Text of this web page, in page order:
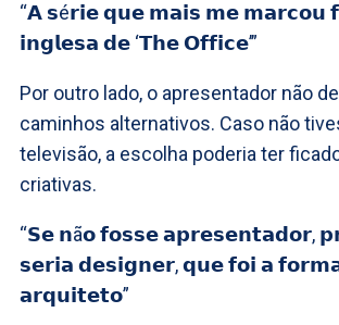
“𝗔 𝘀é𝗿𝗶𝗲 𝗾𝘂𝗲 𝗺𝗮𝗶𝘀 𝗺𝗲 𝗺𝗮𝗿𝗰𝗼𝘂
𝗶𝗻𝗴𝗹𝗲𝘀𝗮 𝗱𝗲 ‘𝗧𝗵𝗲 𝗢𝗳𝗳𝗶𝗰𝗲’”
Por outro lado, o apresentador não
caminhos alternativos. Caso não
televisão, a escolha poderia ter
criativas.
“𝗦𝗲 𝗻ã𝗼 𝗳𝗼𝘀𝘀𝗲 𝗮𝗽𝗿𝗲𝘀𝗲𝗻𝘁𝗮𝗱𝗼𝗿,
𝘀𝗲𝗿𝗶𝗮 𝗱𝗲𝘀𝗶𝗴𝗻𝗲𝗿, 𝗾𝘂𝗲 𝗳𝗼𝗶 𝗮
𝗮𝗿𝗾𝘂𝗶𝘁𝗲𝘁𝗼”